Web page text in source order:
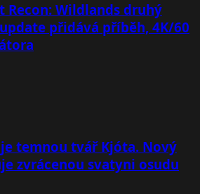
Recon: Wildlands druhý
přidává příběh, 4K/60
temnou tvář Kjóta. Nový
zvrácenou svatyni osudu